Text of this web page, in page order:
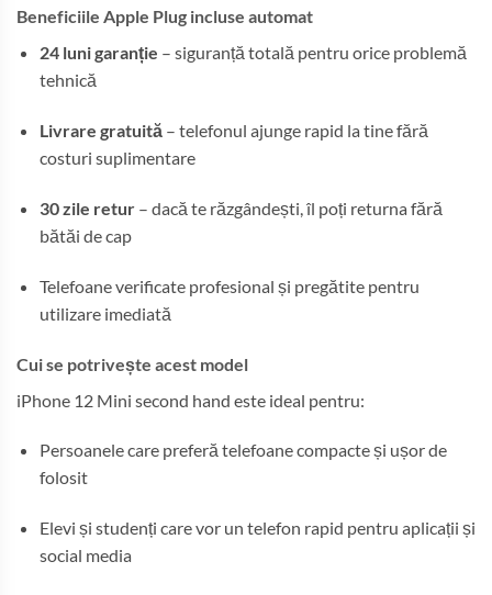
Beneficiile Apple Plug incluse automat
24 luni garanție – siguranță totală pentru orice problemă
tehnică
Livrare gratuită– telefonul ajunge rapid la tine fără
costuri suplimentare
30 zile retur– dacă te răzgândești, îl poți returna fără
bătăi de cap
Telefoane verificate profesional și pregătite pentru
utilizare imediată
Cui se potrivește acest model
iPhone 12 Mini second hand este ideal pentru:
Persoanele care preferă telefoane compacte și ușor de
folosit
Elevi și studenți care vor un telefon rapid pentru aplicații și
social media